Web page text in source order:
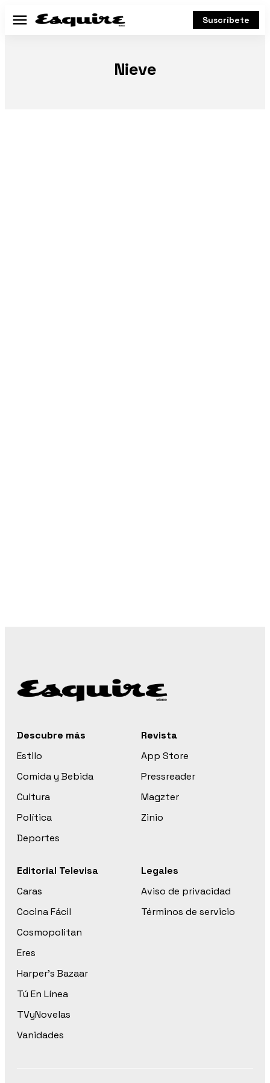
Menú Suscríbete
Nieve
Descubre más
Estilo
Comida y Bebida
Cultura
Política
Deportes
Revista
App Store
Pressreader
Magzter
Zinio
Editorial Televisa
Caras
Cocina Fácil
Cosmopolitan
Eres
Harper’s Bazaar
Tú En Línea
TVyNovelas
Vanidades
Legales
Aviso de privacidad
Términos de servicio